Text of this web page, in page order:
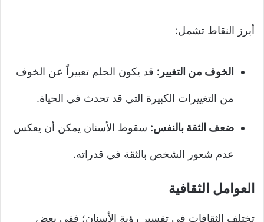
أبرز النقاط تشمل:
الخوف من التغيير: قد يكون الحلم تعبيراً عن الخوف
من التغييرات الكبيرة التي قد تحدث في الحياة.
ضعف الثقة بالنفس: سقوط الأسنان يمكن أن يعكس
عدم شعور الشخص بالثقة في قدراته.
العوامل الثقافية
تختلف الثقافات في تفسير رؤية الأسنان؛ ففي بعض